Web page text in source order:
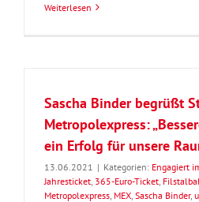
Weiterlesen
Sascha Binder begrüßt
Metropolexpress:
ein Erfolg für unsere
13.06.2021 | Kategorien: Engagiert
Jahresticket, 365-Euro-Ticket,
Metropolexpress, MEX, Sascha Binder,